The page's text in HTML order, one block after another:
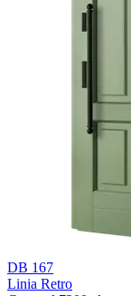
DB 167
Linia Retro